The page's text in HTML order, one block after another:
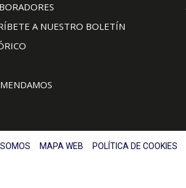
A NUESTRO BOLETÍN
MAPA WEB POLÍTICA DE COOKIES